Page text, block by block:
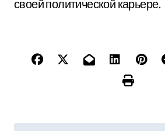
своей политической карьере.